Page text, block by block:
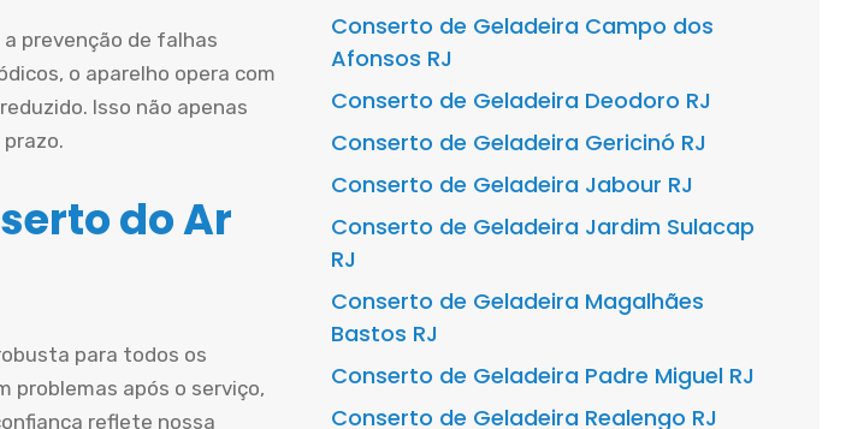
prevenção de falhas
o aparelho opera com
Isso não apenas
do Ar
para todos os
problemas após o serviço,
reflete nossa
Conserto de Geladeira Campo dos
Afonsos RJ
Conserto de Geladeira Deodoro RJ
Conserto de Geladeira Gericinó RJ
Conserto de Geladeira Jabour RJ
Conserto de Geladeira Jardim Sulacap
RJ
Conserto de Geladeira Magalhães
Bastos RJ
Conserto de Geladeira Padre Miguel RJ
Conserto de Geladeira Realengo RJ